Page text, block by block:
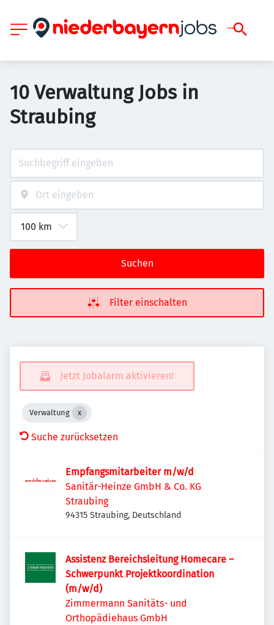
10 Verwaltung Jobs in
Straubing
Suchen
Filter einschalten
Jetzt Jobalarm aktivieren!
Verwaltung
Suche zurücksetzen
Empfangsmitarbeiter m/w/d
Sanitär-Heinze GmbH & Co. KG
Straubing
94315 Straubing, Deutschland
Assistenz Bereichsleitung Homecare –
Schwerpunkt Projektkoordination
(m/w/d)
Zimmermann Sanitäts- und
Orthopädiehaus GmbH